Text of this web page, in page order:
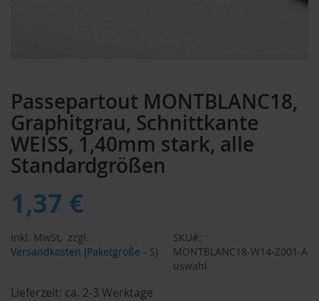
Passepartout MONTBLANC18,
Graphitgrau, Schnittkante
WEISS, 1,40mm stark, alle
Standardgrößen
1,37 €
inkl. MwSt, zzgl.
Versandkosten (Paketgröße - S)
SKU
MONTBLANC18-W14-Z001-A
uswahl
Lieferzeit: ca. 2-3 Werktage
der
Bildergalerie
springen